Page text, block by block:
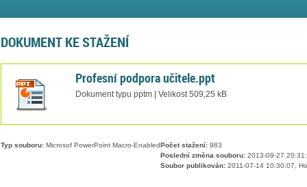
DOKUMENT KE STAŽENÍ
Profesní podpora učitele.ppt
Dokument typu pptm | Velikost 509,25 kB
Typ souboru:Microsof PowerPoint Macro-Enabled Počet stažení:983
Poslední změna souboru:2013-09-27
Soubor publikován:2011-07-14 10:30:07,